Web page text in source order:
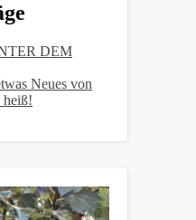
DEM
Neues von
heiß!